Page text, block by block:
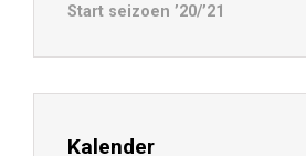
Start seizoen ’20/’21
Kalender